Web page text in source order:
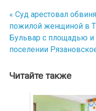
Навигация
по
записям
« Суд арестовал
пожилой женщиной в
Бульвар с площадью и
поселении
Читайте также